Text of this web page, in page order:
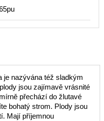
je nazývána též sladkým
jsou zajímavě vrásnité
přechází do žlutavé
bohatý strom. Plody jsou
Mají příjemnou